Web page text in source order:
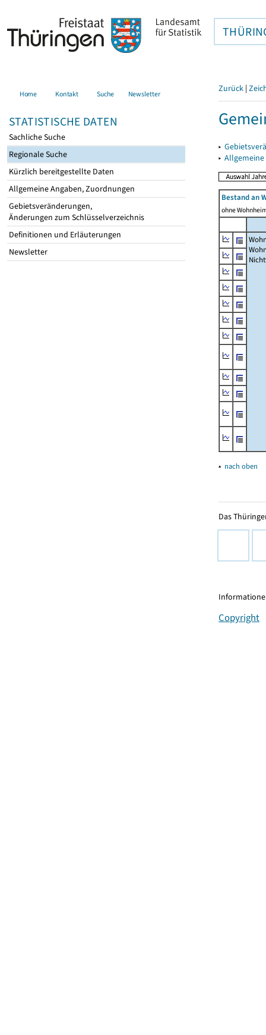
Home Kontakt Suche Newsletter
STATISTISCHE DATEN
Sachliche Suche
Regionale Suche
Kürzlich bereitgestellte Daten
Allgemeine Angaben, Zuordnungen
Gebietsveränderungen,
Änderungen zum Schlüsselverzeichnis
Definitionen und Erläuterungen
Newsletter
Zurück |
▸
▸
Bestand an
ohne
▴ nach oben
Das
Copyright